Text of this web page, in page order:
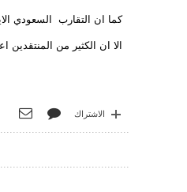
كما ان التقارب السعودي
الا ان الكثير من
الاشتراك